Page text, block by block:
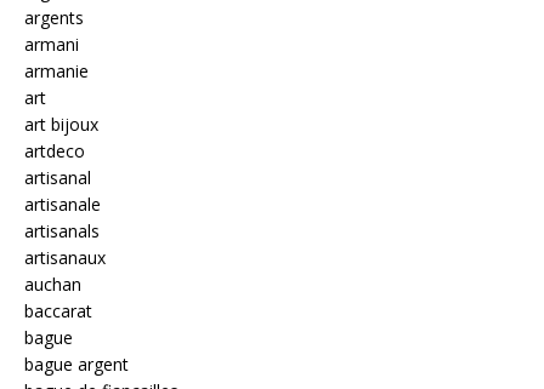
argents
armani
armanie
art
art bijoux
artdeco
artisanal
artisanale
artisanals
artisanaux
auchan
baccarat
bague
bague argent